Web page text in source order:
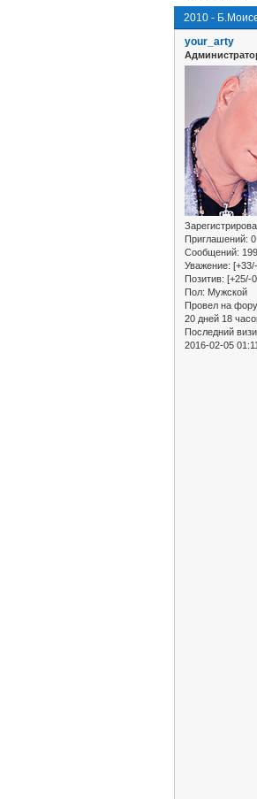
2010 -
your_arty
Приглашений: 0
Сообщений:
Уважение:
Позитив: [+25/-
Пол: Мужской
Провел на
20 дней 18
Последний
2016-02-05